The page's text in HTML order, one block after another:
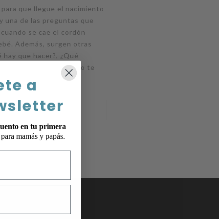
que llegue el nacimiento
una de las preguntas que
se cae el cordón
Además, surgen otras
hay que hacer?, ¿Qué
tener? En este artículo te
a
en tu primera
mamás y papás.